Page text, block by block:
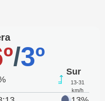
/3º
Sur
13-31
km/h